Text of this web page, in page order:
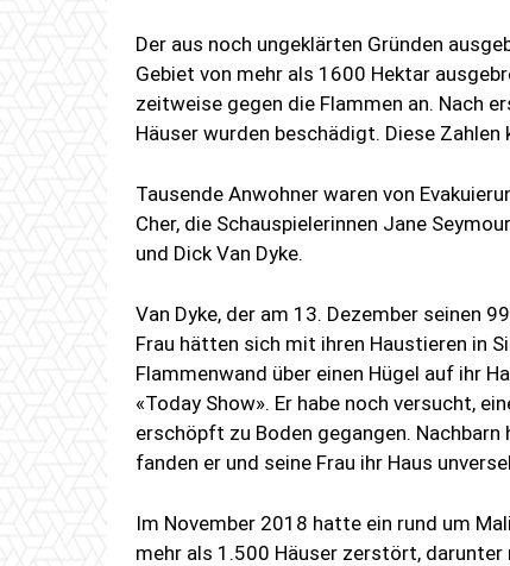
Der aus noch ungeklärten Gründen
Gebiet von mehr als 1600 Hektar
zeitweise gegen die Flammen an. Nach
Häuser wurden beschädigt. Diese
Tausende Anwohner waren von
Cher, die Schauspielerinnen Jane
und Dick Van Dyke.
Van Dyke, der am 13. Dezember seinen
Frau hätten sich mit ihren Haustieren in
Flammenwand über einen Hügel auf ihr
«Today Show». Er habe noch versucht,
erschöpft zu Boden gegangen.
fanden er und seine Frau ihr Haus
Im November 2018 hatte ein rund um
mehr als 1.500 Häuser zerstört,